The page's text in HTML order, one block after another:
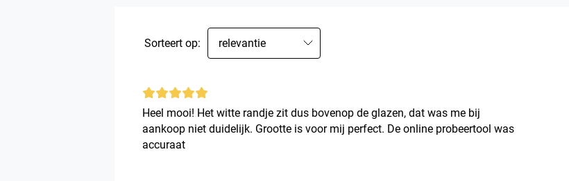
Sorteert op: relevantie
Heel mooi! Het witte randje zit dus bovenop de glazen, dat was me bij
aankoop niet duidelijk. Grootte is voor mij perfect. De online probeertool was
accuraat